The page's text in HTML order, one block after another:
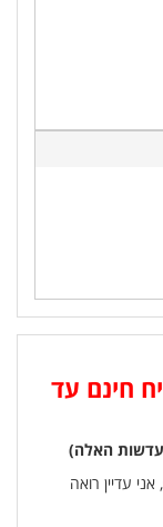
חינם עד
עדיין רואה